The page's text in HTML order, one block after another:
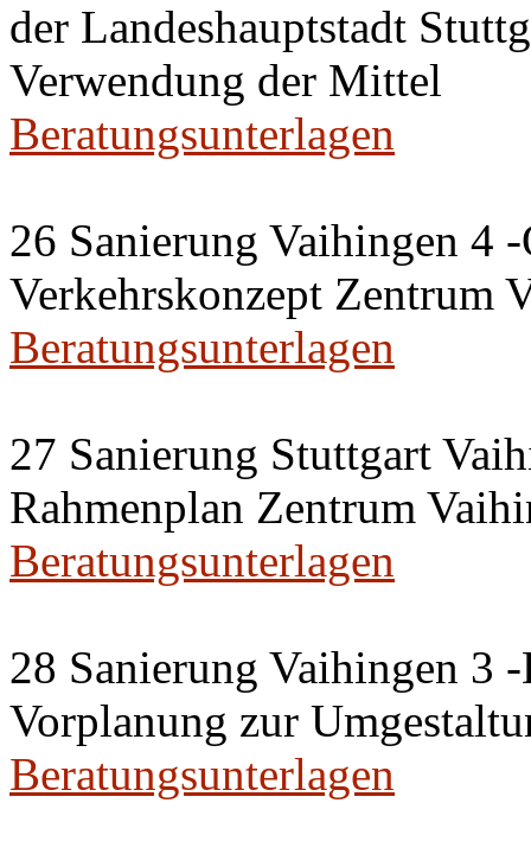
der Landeshauptstadt
Verwendung der Mittel
Beratungsunterlagen
26 Sanierung Vaihingen 4
Verkehrskonzept Zentrum
Beratungsunterlagen
27 Sanierung Stuttgart
Rahmenplan Zentrum
Beratungsunterlagen
28 Sanierung Vaihingen 3
Vorplanung zur
Beratungsunterlagen